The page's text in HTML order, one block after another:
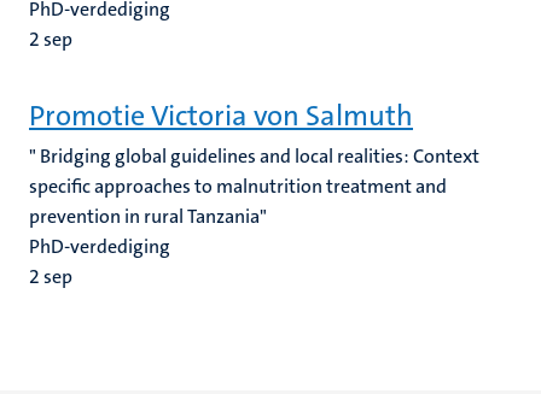
PhD-verdediging
2sep
Promotie Victoria von Salmuth
" Bridging global guidelines and local realities: Context
specific approaches to malnutrition treatment and
prevention in rural Tanzania"
PhD-verdediging
2sep